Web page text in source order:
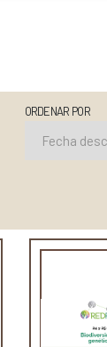
ORDENAR POR